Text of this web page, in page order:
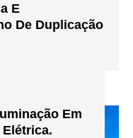
E
De Duplicação
Em
Elétrica.